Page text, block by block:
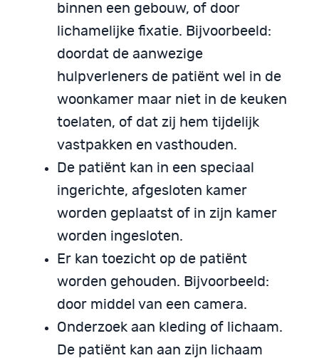
binnen een gebouw, of door
lichamelijke fixatie. Bijvoorbeeld:
doordat de aanwezige
hulpverleners de patiënt wel in de
woonkamer maar niet in de keuken
toelaten, of dat zij hem tijdelijk
vastpakken en vasthouden.
De patiënt kan in een speciaal
ingerichte, afgesloten kamer
worden geplaatst of in zijn kamer
worden ingesloten.
Er kan toezicht op de patiënt
worden gehouden. Bijvoorbeeld:
door middel van een camera.
Onderzoek aan kleding of lichaam.
De patiënt kan aan zijn lichaam